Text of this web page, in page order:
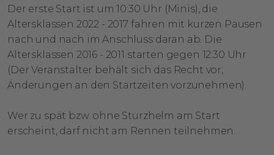
Der erste Start ist um 10:30 Uhr (Minis), die
Altersklassen 2022 - 2017 fahren mit kurzen Pausen
nach und nach im Anschluss daran ab. Die
Altersklassen 2016 - 2011 starten gegen 12:30 Uhr
(Der Veranstalter behält sich das Recht vor,
Änderungen an den Startzeiten vorzunehmen).
Wer zu spät bzw. ohne Sturzhelm am Start
erscheint, darf nicht am Rennen teilnehmen.